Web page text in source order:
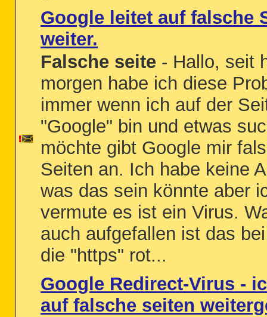
Google leitet auf falsche
weiter.
Falsche seite - Hallo, seit
morgen habe ich diese
immer wenn ich auf der
"Google" bin und etwas
möchte gibt Google mir
Seiten an. Ich habe keine
was das sein könnte aber
vermute es ist ein Virus.
auch aufgefallen ist das
die "https" rot...
Google Redirect-Virus -
auf falsche seiten